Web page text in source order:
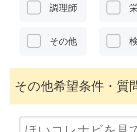
調理師
その他
その他希望条件・質